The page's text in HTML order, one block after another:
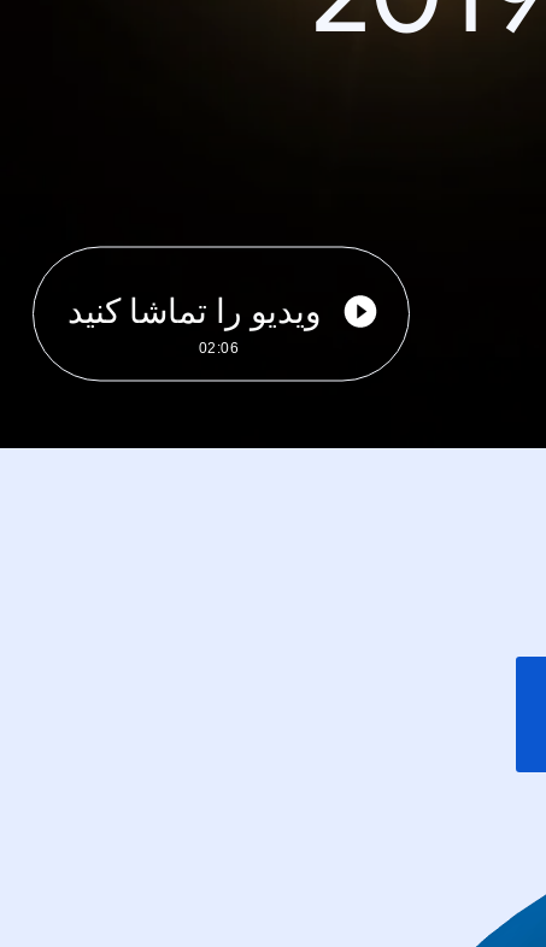
ویدیو را تماشا کنید
02:06